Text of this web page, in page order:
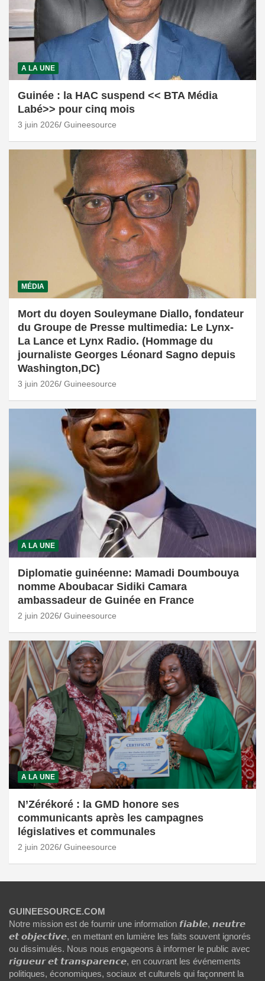
A LA UNE
Guinée : la HAC suspend << BTA Média
Labé>> pour cinq mois
3 juin 2026 Guineesource
MÉDIA
Mort du doyen Souleymane Diallo, fondateur
du Groupe de Presse multimedia: Le Lynx-
La Lance et Lynx Radio. (Hommage du
journaliste Georges Léonard Sagno depuis
Washington,DC)
3 juin 2026 Guineesource
A LA UNE
Diplomatie guinéenne: Mamadi Doumbouya
nomme Aboubacar Sidiki Camara
ambassadeur de Guinée en France
2 juin 2026 Guineesource
A LA UNE
N’Zérékoré : la GMD honore ses
communicants après les campagnes
législatives et communales
2 juin 2026 Guineesource
GUINEESOURCE.COM
Notre mission est de fournir une information 𝙛𝙞𝙖𝙗𝙡𝙚, 𝙣𝙚𝙪𝙩𝙧𝙚
𝙚𝙩 𝙤𝙗𝙟𝙚𝙘𝙩𝙞𝙫𝙚, en mettant en lumière les faits souvent ignorés
ou dissimulés. Nous nous engageons à informer le public avec
𝙧𝙞𝙜𝙪𝙚𝙪𝙧 𝙚𝙩 𝙩𝙧𝙖𝙣𝙨𝙥𝙖𝙧𝙚𝙣𝙘𝙚, en couvrant les événements
politiques, économiques, sociaux et culturels qui façonnent la